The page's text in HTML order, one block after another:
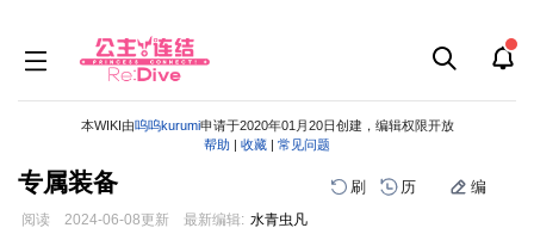
本WIKI由呜呜kurumi申请于2020年01月20日创建，编辑权限开放
帮助 | 收藏 | 常见问题
专属装备 刷 历 编
阅读 2024-06-08更新 最新编辑: 水青虫凡